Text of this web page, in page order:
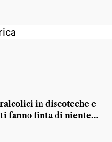
in discoteche e
fanno finta di niente…